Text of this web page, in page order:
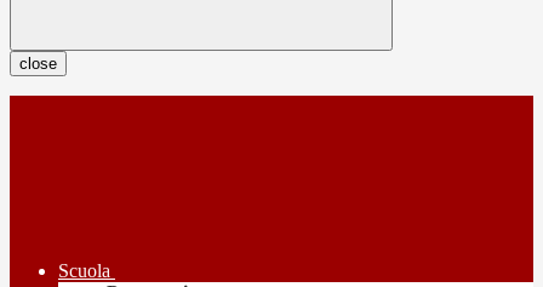
close
Scuola